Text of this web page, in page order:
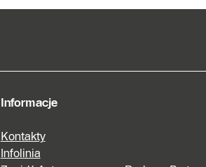
Informacje
Kontakty
Infolinia